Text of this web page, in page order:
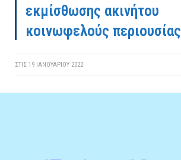
εκμίσθωσης ακινήτου
κοινωφελούς περιουσίας
ΣΤΙΣ 19 ΙΑΝΟΥΑΡΊΟΥ 2022